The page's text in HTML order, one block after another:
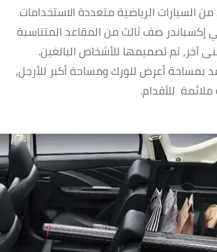
السيارات الرياضية متعددة الاستخدامات
إكسباندر صف ثالث من المقاعد المتناسبة
آخر، تم تصميمها للأشخاص البالغين.
بمساحة أعرض للورك ومساحة أكبر للأرجل،
للأقدام.